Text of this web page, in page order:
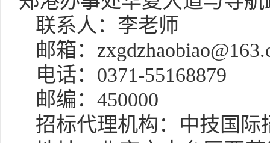
联系人： 李老师
邮箱：
电话： 0371-55168879
邮编：450000
招标代理机构： 中技国际